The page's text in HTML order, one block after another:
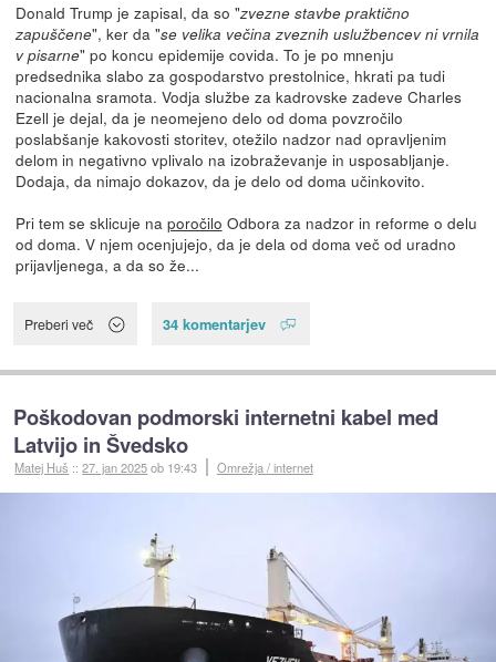
Donald Trump je zapisal, da so "zvezne stavbe praktično
zapuščene", ker da "se velika večina zveznih uslužbencev ni vrnila
v pisarne" po koncu epidemije covida. To je po mnenju
predsednika slabo za gospodarstvo prestolnice, hkrati pa tudi
nacionalna sramota. Vodja službe za kadrovske zadeve Charles
Ezell je dejal, da je neomejeno delo od doma povzročilo
poslabšanje kakovosti storitev, otežilo nadzor nad opravljenim
delom in negativno vplivalo na izobraževanje in usposabljanje.
Dodaja, da nimajo dokazov, da je delo od doma učinkovito.
Pri tem se sklicuje na poročilo Odbora za nadzor in reforme o delu
od doma. V njem ocenjujejo, da je dela od doma več od uradno
prijavljenega, a da so že...
Preberi več 34 komentarjev
Poškodovan podmorski internetni kabel med
Latvijo in Švedsko
Matej Huš ::27. jan 2025ob 19:43 Omrežja / internet